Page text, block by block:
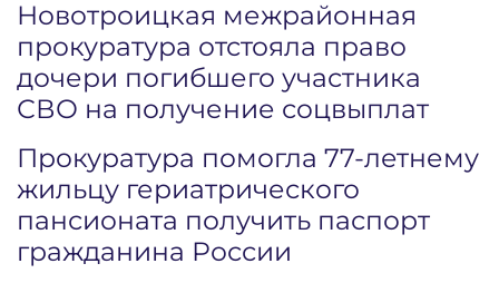
Новотроицкая межрайонная
прокуратура отстояла право
дочери погибшего участника
СВО на получение соцвыплат
Прокуратура помогла 77-летнему
жильцу гериатрического
пансионата получить паспорт
гражданина России